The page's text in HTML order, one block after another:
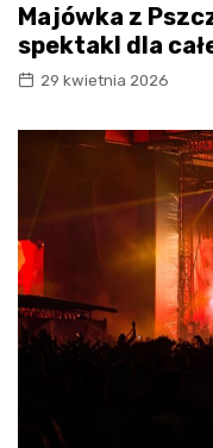
Majówka z
spektakl dla
29 kwietnia 2026